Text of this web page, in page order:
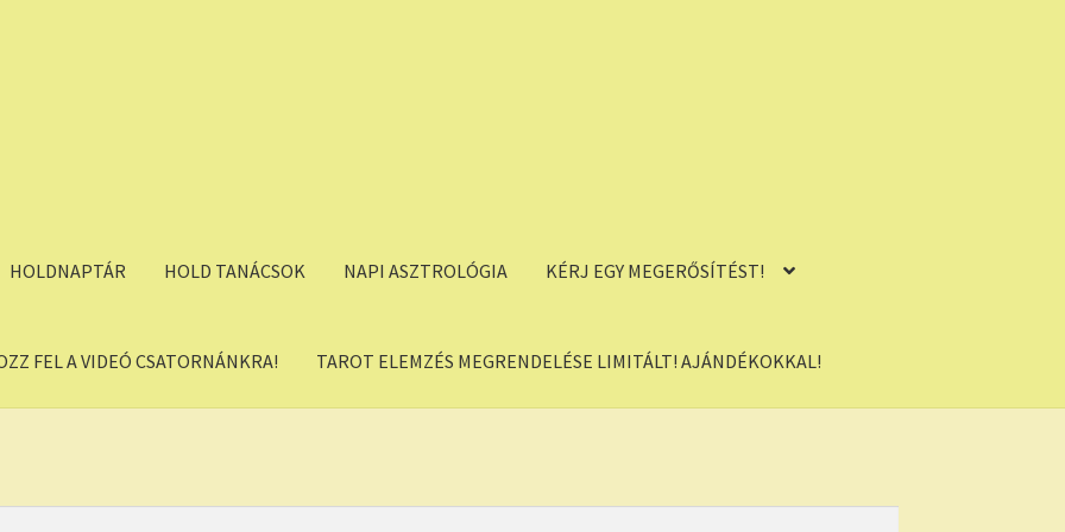
HOLDNAPTÁR HOLD TANÁCSOK NAPI ASZTROLÓGIA KÉRJ EGY MEGERŐSÍTÉST!
FEL A VIDEÓ CSATORNÁNKRA! TAROT ELEMZÉS MEGRENDELÉSE LIMITÁLT! AJÁNDÉKOKKAL!